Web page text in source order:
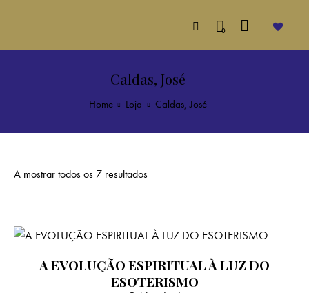
0
Caldas, José
Home Loja Caldas, José
A mostrar todos os 7 resultados
A EVOLUÇÃO ESPIRITUAL À LUZ DO
ESOTERISMO